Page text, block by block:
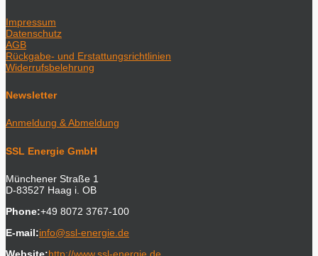
Impressum
Datenschutz
AGB
Rückgabe- und Erstattungsrichtlinien
Widerrufsbelehrung
Newsletter
Anmeldung & Abmeldung
SSL Energie GmbH
Münchener Straße 1
D-83527 Haag i. OB
Phone:+49 8072 3767-100
E-mail:info@ssl-energie.de